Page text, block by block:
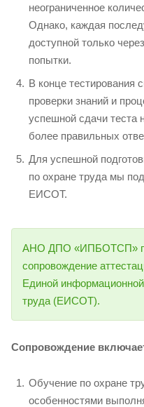
неограниченное
Однако, каждая
доступной только
попытки.
В конце тестирования
проверки знаний и
успешной сдачи теста
более правильных
Для успешной
по охране труда мы
ЕИСОТ.
АНО ДПО «ИПБОТСП»
сопровождение
Единой
труда (ЕИСОТ).
Сопровождение
Обучение по охране
особенностями